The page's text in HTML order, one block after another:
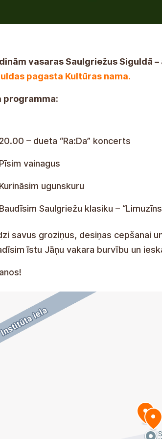
vasaras Saulgriežus Siguldā
pagasta Kultūras nama.
programma:
20.00 – dueta “Ra:Da” koncerts
Pīsim vainagus
Kurināsim ugunskuru
Baudīsim Saulgriežu klasiku –
savus groziņus, desiņas cepšanai
īstu Jāņu vakara burvību un